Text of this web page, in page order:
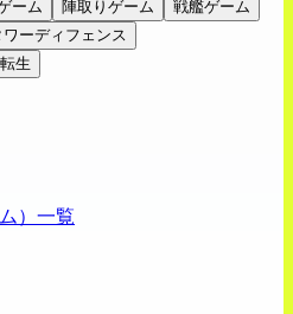
ーム 陣取りゲーム
戦艦ゲーム
ワーディフェンス
生
）一覧